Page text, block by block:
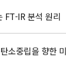
FT-IR 분석 원리
소중립을 향한